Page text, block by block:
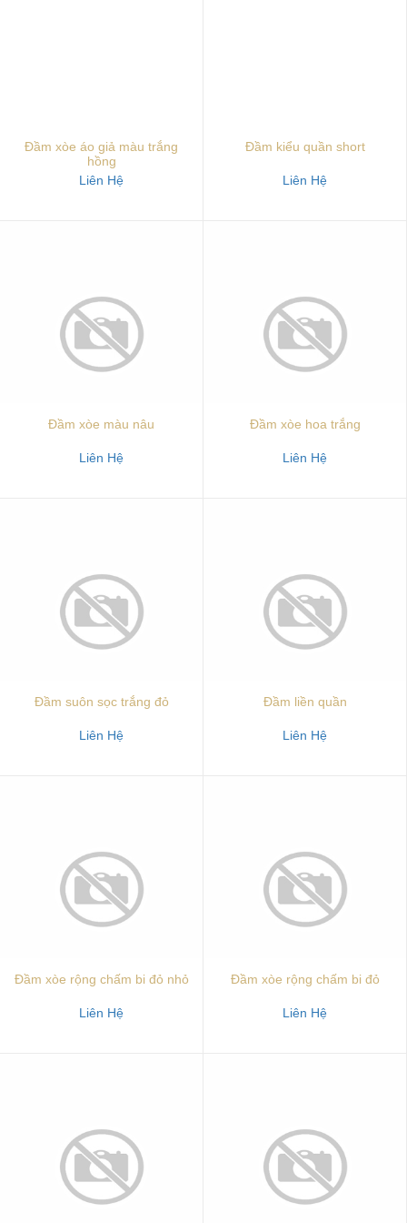
Đầm xòe áo giả màu trắng
hồng
Liên Hệ
Đầm kiểu quần short
Liên Hệ
Đầm xòe màu nâu
Liên Hệ
Đầm xòe hoa trắng
Liên Hệ
Đầm suôn sọc trắng đỏ
Liên Hệ
Đầm liền quần
Liên Hệ
Đầm xòe rộng chấm bi đỏ nhỏ
Liên Hệ
Đầm xòe rộng chấm bi đỏ
Liên Hệ